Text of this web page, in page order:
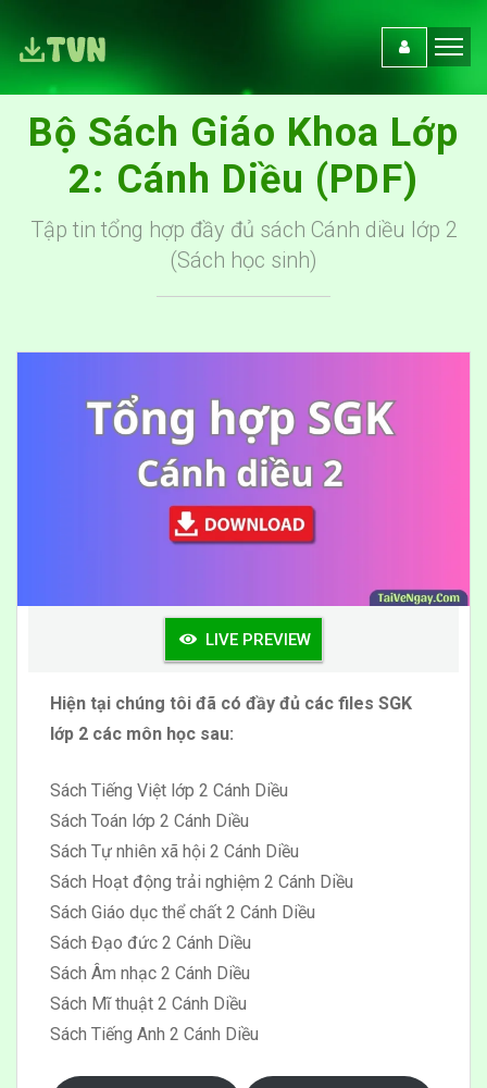
Bộ Sách Giáo Khoa Lớp
2: Cánh Diều (PDF)
Tập tin tổng hợp đầy đủ sách Cánh diều lớp 2
(Sách học sinh)
LIVE PREVIEW
Hiện tại chúng tôi đã có đầy đủ các files SGK
lớp 2 các môn học sau:
Sách Tiếng Việt lớp 2 Cánh Diều
Sách Toán lớp 2 Cánh Diều
Sách Tự nhiên xã hội 2 Cánh Diều
Sách Hoạt động trải nghiệm 2 Cánh Diều
Sách Giáo dục thể chất 2 Cánh Diều
Sách Đạo đức 2 Cánh Diều
Sách Âm nhạc 2 Cánh Diều
Sách Mĩ thuật 2 Cánh Diều
Sách Tiếng Anh 2 Cánh Diều